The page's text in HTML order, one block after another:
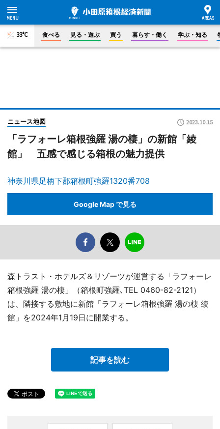
33°C 食べる 見る・遊ぶ 買う 暮らす・働く 学ぶ・知る
ニュース地図 2023.10.15
「ラフォーレ箱根強羅 湯の棲」の新館「綾
館」 五感で感じる箱根の魅力提供
神奈川県足柄下郡箱根町強羅1320番708
Google Map で見る
森トラスト・ホテルズ＆リゾーツが運営する「ラフォーレ
箱根強羅 湯の棲」（箱根町強羅､TEL 0460-82-2121）
は、隣接する敷地に新館「ラフォーレ箱根強羅 湯の棲 綾
館」を2024年1月19日に開業する。
記事を読む